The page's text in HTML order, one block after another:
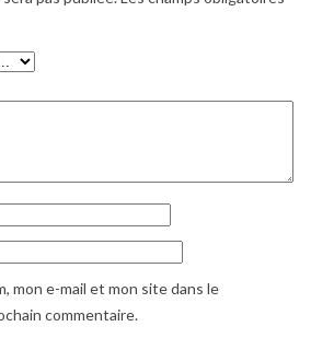
mon e-mail et mon site dans le
commentaire.